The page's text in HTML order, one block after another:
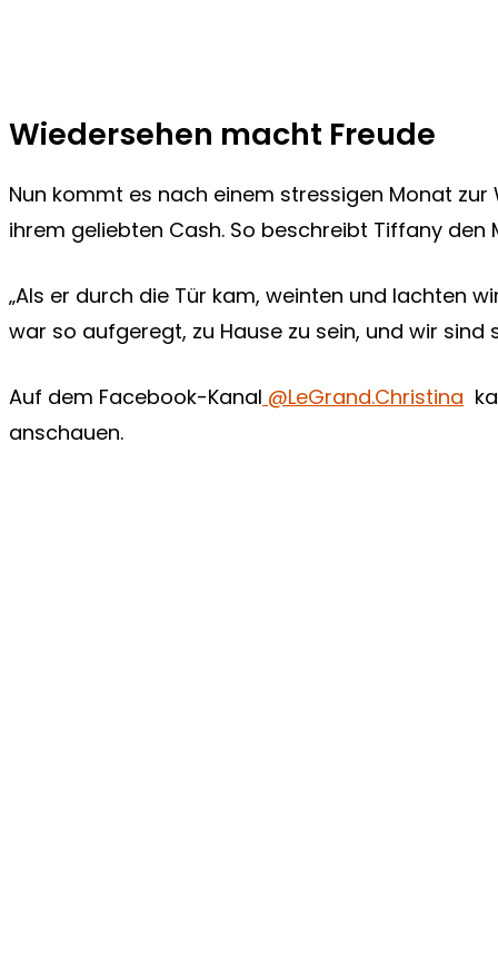
Wiedersehen macht Freude
Nun kommt es nach einem stressigen Monat
ihrem geliebten Cash. So beschreibt Tiffany den
„Als er durch die Tür kam, weinten und lachten
war so aufgeregt, zu Hause zu sein, und wir sind
Auf dem Facebook-Kanal @LeGrand.Christina
anschauen.